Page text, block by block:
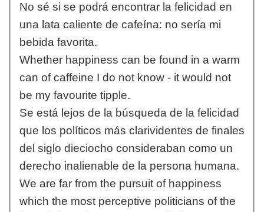
No sé si se podrá encontrar la felicidad en
una lata caliente de cafeína: no sería mi
bebida favorita.
Whether happiness can be found in a warm
can of caffeine I do not know - it would not
be my favourite tipple.
Se está lejos de la búsqueda de la felicidad
que los políticos más clarividentes de finales
del siglo dieciocho consideraban como un
derecho inalienable de la persona humana.
We are far from the pursuit of happiness
which the most perceptive politicians of the